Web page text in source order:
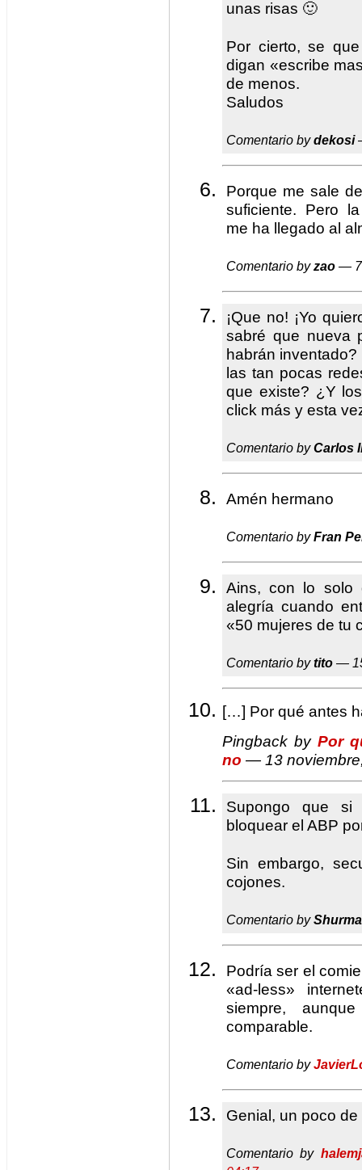
unas risas 🙂
Por cierto, se
digan «escribe
de menos.
Saludos
Comentario bydekosi
Porque me sale
suficiente. Pero
me ha llegado al
Comentario byzao — 7
¡Que no! ¡Yo
sabré que nueva
habrán
las tan pocas
que existe? ¿Y
click más y esta
Comentario byCarlos
Amén hermano
Comentario byFran
Ains, con lo solo
alegría cuando
«50 mujeres de tu
Comentario bytito —
[…] Por qué antes
Pingback by Por
no — 13
Supongo que
bloquear el ABP
Sin embargo,
cojones.
Comentario by
Podría ser el
«ad-less»
siempre,
comparable.
Comentario by
Genial, un poco
Comentario by